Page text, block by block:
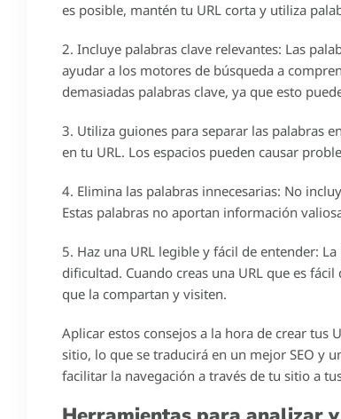
uno de los factores más importantes en el
No solo ayuda en la comprensión de la
Es por eso que hemos compilado los 5
Pero no solo eso, también descubrirás cómo
Al implementar estos consejos, te
sean fáciles de entender tanto para los
¿Por qué es importante
La URL, o dirección web, de tu sitio web es
de recordar para los usuarios. Optimizar la